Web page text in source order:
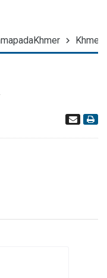
Khmer